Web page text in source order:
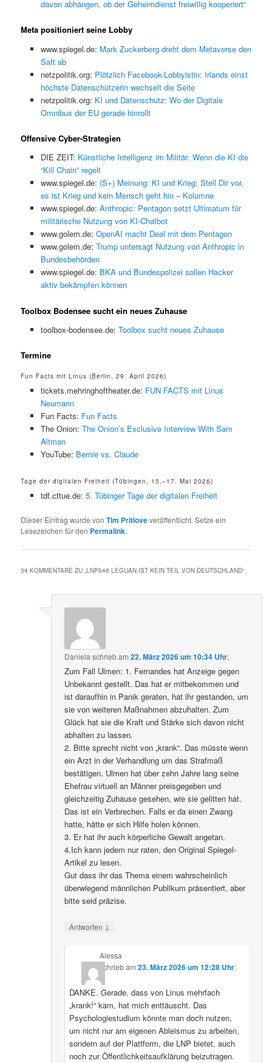
davon abhängen, ob der Geheimdienst freiwillig kooperiert“
Meta positioniert seine Lobby
www.spiegel.de: Mark Zuckerberg dreht dem Metaverse den
Saft ab
netzpolitik.org: Plötzlich Facebook-Lobbyistin: Irlands einst
höchste Datenschützerin wechselt die Seite
netzpolitik.org: KI und Datenschutz: Wo der Digitale
Omnibus der EU gerade hinrollt
Offensive Cyber-Strategien
DIE ZEIT: Künstliche Intelligenz im Militär: Wenn die KI die
“Kill Chain” regelt
www.spiegel.de: (S+) Meinung: KI und Krieg: Stell Dir vor,
es ist Krieg und kein Mensch geht hin – Kolumne
www.spiegel.de: Anthropic: Pentagon setzt Ultimatum für
militärische Nutzung von KI-Chatbot
www.golem.de: OpenAI macht Deal mit dem Pentagon
www.golem.de: Trump untersagt Nutzung von Anthropic in
Bundesbehörden
www.spiegel.de: BKA und Bundespolizei sollen Hacker
aktiv bekämpfen können
Toolbox Bodensee sucht ein neues Zuhause
toolbox-bodensee.de: Toolbox sucht neues Zuhause
Termine
Fun Facts mit Linus (Berlin, 29. April 2026)
tickets.mehringhoftheater.de: FUN FACTS mit Linus
Neumann
Fun Facts: Fun Facts
The Onion: The Onion’s Exclusive Interview With Sam
Altman
YouTube: Bernie vs. Claude
Tage der digitalen Freiheit (Tübingen, 15.–17. Mai 2026)
tdf.cttue.de: 5. Tübinger Tage der digitalen Freiheit
Dieser Eintrag wurde vonTim Pritloveveröffentlicht. Setze ein
Lesezeichen für den Permalink.
34 KOMMENTARE ZU „LNP548 LEGUAN IST KEIN TEIL VON DEUTSCHLAND“
Daniela schriebam22. März 2026 um 10:34 Uhr:
Zum Fall Ulmen: 1. Fernandes hat Anzeige gegen
Unbekannt gestellt. Das hat er mitbekommen und
ist daraufhin in Panik geraten, hat ihr gestanden, um
sie von weiteren Maßnahmen abzuhalten. Zum
Glück hat sie die Kraft und Stärke sich davon nicht
abhalten zu lassen.
2. Bitte sprecht nicht von „krank“. Das müsste wenn
ein Arzt in der Verhandlung um das Strafmaß
bestätigen. Ulmen hat über zehn Jahre lang seine
Ehefrau virtuell an Männer preisgegeben und
gleichzeitig Zuhause gesehen, wie sie gelitten hat.
Das ist ein Verbrechen. Falls er da einen Zwang
hatte, hätte er sich Hilfe holen können.
3. Er hat ihr auch körperliche Gewalt angetan.
4.Ich kann jedem nur raten, den Original Spiegel-
Artikel zu lesen.
Gut dass ihr das Thema einem wahrscheinlich
überwiegend männlichen Publikum präsentiert, aber
bitte seid präzise.
Antworten ↓
Alessa
schriebam 23. März 2026 um 12:28 Uhr:
DANKE. Gerade, dass von Linus mehrfach
„krank!“ kam, hat mich enttäuscht. Das
Psychologiestudium könnte man doch nutzen,
um nicht nur am eigenen Ableismus zu arbeiten,
sondern auf der Plattform, die LNP bietet, auch
noch zur Öffentlichkeitsaufklärung beizutragen.